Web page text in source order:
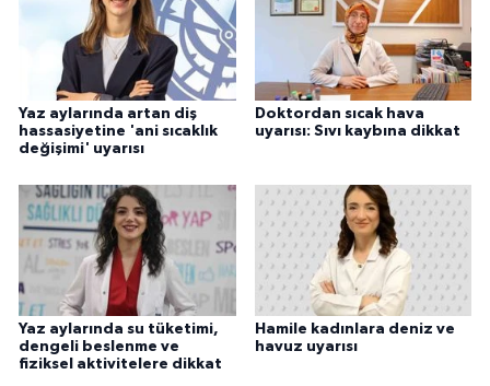
Yaz aylarında artan diş
hassasiyetine 'ani sıcaklık
değişimi' uyarısı
Doktordan sıcak hava
uyarısı: Sıvı kaybına dikkat
Yaz aylarında su tüketimi,
dengeli beslenme ve
fiziksel aktivitelere dikkat
Hamile kadınlara deniz ve
havuz uyarısı